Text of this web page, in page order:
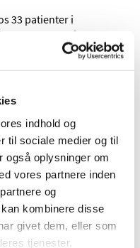
indhold og
til sociale medier og til
også oplysninger om
vores partnere inden
og
kombinere disse
givet dem, eller som
tjenester.
33 patienter i
Det er et lille
er blevet behandlet
er for at blive rask
med en
hvis man tidligere har
vil tage stilling til,
bakterier.
i øvrigt er sund og
med relevante